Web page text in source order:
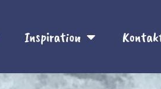
Inspiration